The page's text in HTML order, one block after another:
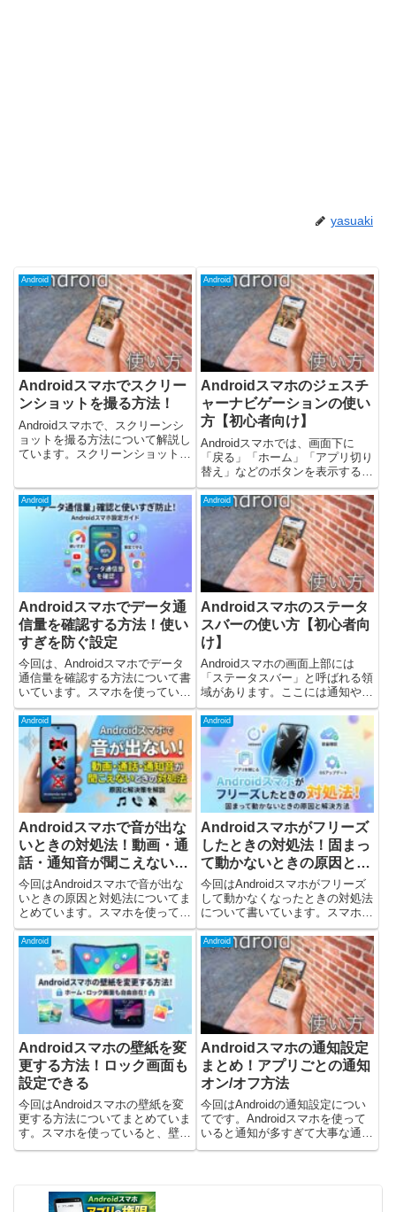
yasuaki
Android
Androidスマホでスクリー
ンショットを撮る方法！
Androidスマホで、スクリーンシ
ョットを撮る方法について解説し
ています。スクリーンショットを
方法などについて書いています。
また、Android12の新機能である
スクロールスクリ...
Android
Androidスマホのジェスチ
ャーナビゲーションの使い
方【初心者向け】
Androidスマホでは、画面下に
「戻る」「ホーム」「アプリ切り
替え」などのボタンを表示する3
ボタンナビゲーションと、スワイ
プ操作で同じことができるジェス
チャーナビゲーションの2つの操
作方式があります。最近の
Androidスマホでは、初期設...
Android
Androidスマホでデータ通
信量を確認する方法！使い
すぎを防ぐ設定
今回は、Androidスマホでデータ
通信量を確認する方法について書
いています。スマホを使っている
と、月末に通信制限がかかってし
まういつの間にかギガ（データ通
信量）を使いすぎてしまうどのア
プリが通信しているのかわからな
いこんなことはありません...
Android
Androidスマホのステータ
スバーの使い方【初心者向
け】
Androidスマホの画面上部には
「ステータスバー」と呼ばれる領
域があります。ここには通知やス
マホの状態が表示され、日常的に
とてもよく使う部分です。この記
事では、ステータスバーの見方と
便利な使い方を初心者向けに解説
します。ステータスバーとは...
Android
Androidスマホで音が出な
いときの対処法！動画・通
話・通知音が聞こえない原
因も解説
今回はAndroidスマホで音が出な
いときの原因と対処法についてま
とめています。スマホを使ってい
て、下記のようなトラブルはない
でしょうか。動画を再生しても音
が出ない着信音や通知音が鳴らな
い音楽アプリから音が聞こえない
通話相手の声が聞こえない...
Android
Androidスマホがフリーズ
したときの対処法！固まっ
て動かないときの原因と解
決方法
今回はAndroidスマホがフリーズ
して動かなくなったときの対処法
について書いています。スマホを
使っていると、突然このような状
態になることがあります。画面が
固まって操作できないタッチして
も反応しない電源ボタンも効かな
いアプリが完全に止まって...
Android
Androidスマホの壁紙を変
更する方法！ロック画面も
設定できる
今回はAndroidスマホの壁紙を変
更する方法についてまとめていま
す。スマホを使っていると、壁紙
を変えたいなど、下記のように思
ロック画面とホーム画面を別に設
定したい設定方法が分かり...
Android
Androidスマホの通知設定
まとめ！アプリごとの通知
オン/オフ方法
今回はAndroidの通知設定につい
てです。Androidスマホを使って
いると通知が多すぎて大事な通知
を見逃す逆に、必要なアプリの通